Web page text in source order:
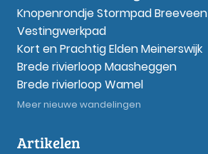
Knopenrondje Stormpad Breeveen
Vestingwerkpad
Kort en Prachtig Elden Meinerswijk
Brede rivierloop Maasheggen
Brede rivierloop Wamel
Meer nieuwe wandelingen
Artikelen